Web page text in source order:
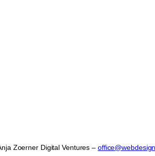
Zoerner Digital Ventures –